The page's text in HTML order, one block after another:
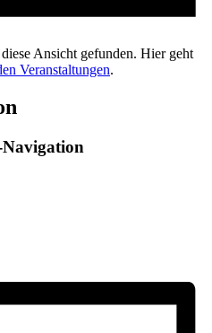
Ansicht gefunden. Hier geht
Veranstaltungen.
Navigation